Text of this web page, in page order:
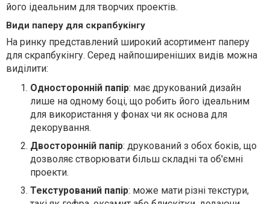
його ідеальним для творчих проектів.
Види паперу для скрапбукінгу
На ринку представлений широкий асортимент паперу
для скрапбукінгу. Серед найпоширеніших видів можна
виділити:
Односторонній папір: має друкований дизайн
лише на одному боці, що робить його ідеальним
для використання у фонах чи як основа для
декорування.
Двосторонній папір: друкований з обох боків, що
дозволяє створювати більш складні та об'ємні
проекти.
Текстурований папір: може мати різні текстури,